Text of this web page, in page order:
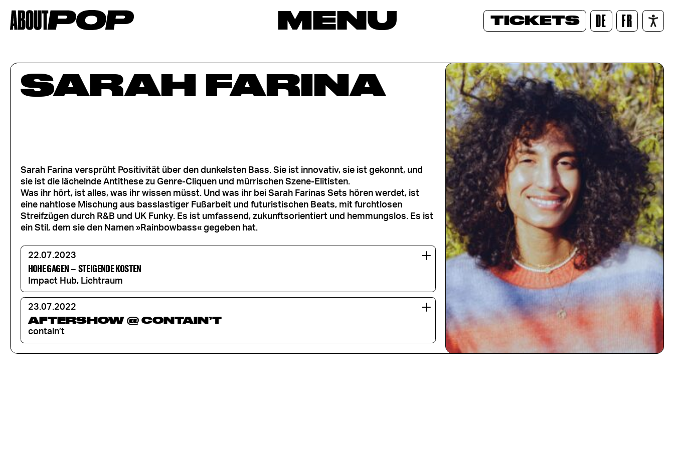
MENU TICKETS DE FR
SARAH FARINA
Sarah Farina versprüht Positivität über den dunkelsten Bass. Sie ist innovativ, sie ist gekonnt, und
sie ist die lächelnde Antithese zu Genre-Cliquen und mürrischen Szene-Elitisten.
Was ihr hört, ist alles, was ihr wissen müsst. Und was ihr bei Sarah Farinas Sets hören werdet, ist
eine nahtlose Mischung aus basslastiger Fußarbeit und futuristischen Beats, mit furchtlosen
Streifzügen durch R&B und UK Funky. Es ist umfassend, zukunftsorientiert und hemmungslos. Es ist
ein Stil, dem sie den Namen »Rainbowbass« gegeben hat.
22.07.2023
HOHE GAGEN– STEIGENDE KOSTEN
Impact Hub, Lichtraum
23.07.2022
AFTERSHOW @ CONTAIN’T
contain’t